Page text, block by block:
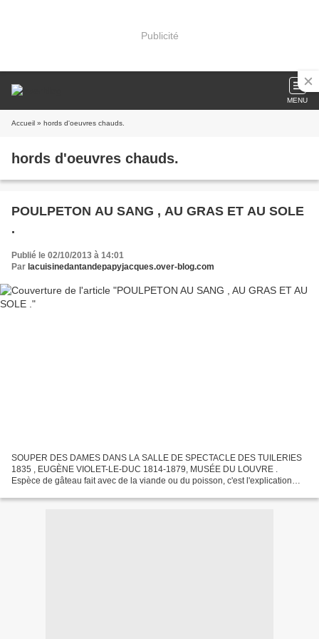
Publicité
MENU
Accueil » hords d'oeuvres chauds.
hords d'oeuvres chauds.
POULPETON AU SANG , AU GRAS ET AU SOLE
.
Publié le 02/10/2013 à 14:01
Par lacuisinedantandepapyjacques.over-blog.com
SOUPER DES DAMES DANS LA SALLE DE SPECTACLE DES TUILERIES
1835 , EUGÈNE VIOLET-LE-DUC 1814-1879, MUSÉE DU LOUVRE .
Espèce de gâteau fait avec de la viande ou du poisson, c'est l'explication